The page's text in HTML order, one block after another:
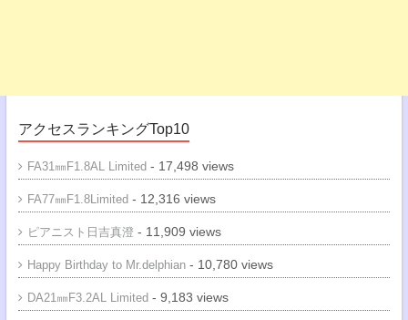
アクセスランキングTop10
FA31㎜F1.8AL Limited- 17,498 views
FA77㎜F1.8Limited- 12,316 views
ピアニスト日吉真澄 - 11,909 views
Happy Birthday to Mr.delphian- 10,780 views
DA21㎜F3.2AL Limited- 9,183 views